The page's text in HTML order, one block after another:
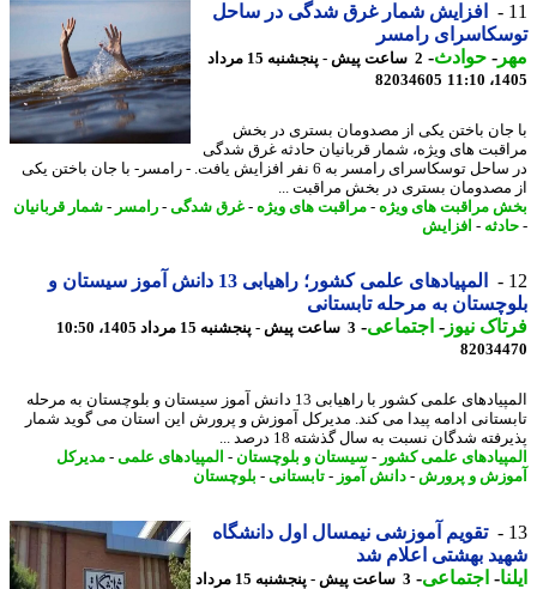
افزایش شمار غرق شدگی در ساحل
رامسر
-حوادث -
2 ساعت پیش - پنجشنبه 15 مرداد
82034605
باختن یکی از مصدومان بستری در بخش
های ویژه، شمار قربانیان حادثه غرق شدگی
در ساحل توسکاسرای رامسر به 6 نفر افزایش یافت. - رامسر- با جان باختن یکی
بستری در بخش مراقبت ...
مراقبت های ویژه -مراقبت های ویژه -غرق شدگی-رامسر-شمار قربانیان
-افزایش
المپیادهای علمی کشور؛ راهیابی 13 دانش آموز سیستان و
به مرحله تابستانی
نیوز-اجتماعی-3 ساعت پیش - پنجشنبه 15 مرداد 1405، 10:50
المپیادهای علمی کشور با راهیابی 13 دانش آموز سیستان و بلوچستان به مرحله
ادامه پیدا می کند. مدیرکل آموزش و پرورش این استان می گوید شمار
شدگان نسبت به سال گذشته 18 درصد ...
علمی کشور-سیستان و بلوچستان-المپیادهای علمی-مدیرکل
و پرورش-دانش آموز -تابستانی-بلوچستان
تقویم آموزشی نیمسال اول دانشگاه
بهشتی اعلام شد
-اجتماعی- 3 ساعت پیش - پنجشنبه 15 مرداد